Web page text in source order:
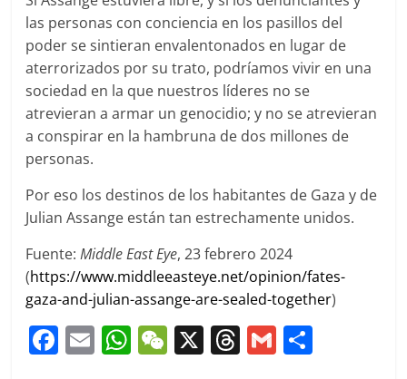
las personas con conciencia en los pasillos del
poder se sintieran envalentonados en lugar de
aterrorizados por su trato, podríamos vivir en una
sociedad en la que nuestros líderes no se
atrevieran a armar un genocidio; y no se atrevieran
a conspirar en la hambruna de dos millones de
personas.
Por eso los destinos de los habitantes de Gaza y de
Julian Assange están tan estrechamente unidos.
Fuente:Middle East Eye, 23 febrero 2024
(https://www.middleeasteye.net/opinion/fates-
gaza-and-julian-assange-are-sealed-together)
F E W W X T G